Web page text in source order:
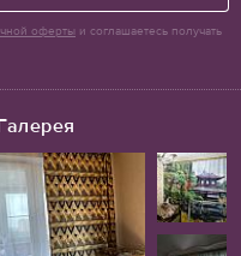
оферты и соглашаетесь получать